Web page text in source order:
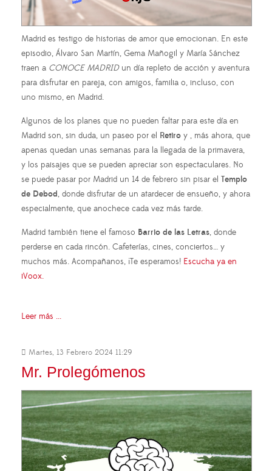
Madrid es testigo de historias de amor que emocionan. En este
episodio, Álvaro San Martín, Gema Mañogil y María Sánchez
traen a CONOCE MADRIDun día repleto de acción y aventura
para disfrutar en pareja, con amigos, familia o, incluso, con
uno mismo, en Madrid.
Algunos de los planes que no pueden faltar para este día en
Madrid son, sin duda, un paseo por el Retiro y , más ahora, que
apenas quedan unas semanas para la llegada de la primavera,
y los paisajes que se pueden apreciar son espectaculares. No
se puede pasar por Madrid un 14 de febrero sin pisar el Templo
de Debod, donde disfrutar de un atardecer de ensueño, y ahora
especialmente, que anochece cada vez más tarde.
Madrid también tiene el famoso Barrio de las Letras, donde
perderse en cada rincón. Cafeterías, cines, conciertos… y
muchos más. Acompañanos, ¡Te esperamos! Escucha ya en
iVoox.
Leer más ...
Martes, 13 Febrero 2024 11:29
Mr. Prolegómenos